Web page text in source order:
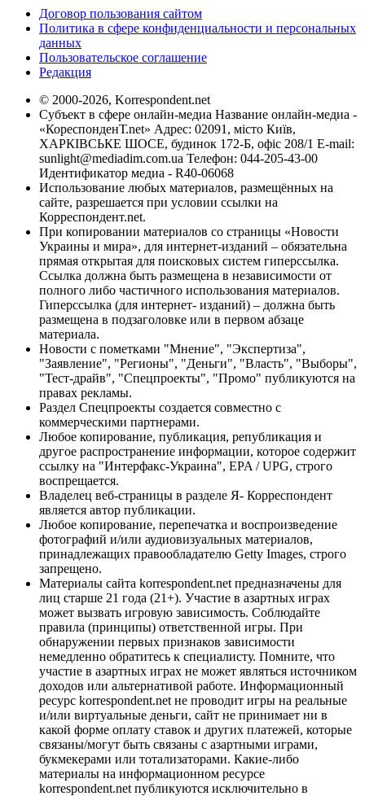
Договор пользования сайтом
Политика в сфере конфиденциальности и персональных
данных
Пользовательское соглашение
Редакция
© 2000-2026, Korrespondent.net
Субъект в сфере онлайн-медиа Название онлайн-медиа -
«КореспонденТ.net» Адрес: 02091, місто Київ,
ХАРКІВСЬКЕ ШОСЕ, будинок 172-Б, офіс 208/1 E-mail:
sunlight@mediadim.com.ua Телефон: 044-205-43-00
Идентификатор медиа - R40-06068
Использование любых материалов, размещённых на
сайте, разрешается при условии ссылки на
Корреспондент.net.
При копировании материалов со страницы «Новости
Украины и мира», для интернет-изданий – обязательна
прямая открытая для поисковых систем гиперссылка.
Ссылка должна быть размещена в независимости от
полного либо частичного использования материалов.
Гиперссылка (для интернет- изданий) – должна быть
размещена в подзаголовке или в первом абзаце
материала.
Новости с пометками "Мнение", "Экспертиза",
"Заявление", "Регионы", "Деньги", "Власть", "Выборы",
"Тест-драйв", "Спецпроекты", "Промо" публикуются на
правах рекламы.
Раздел Спецпроекты создается совместно с
коммерческими партнерами.
Любое копирование, публикация, републикация и
другое распространение информации, которое содержит
ссылку на "Интерфакс-Украина", EPA / UPG, строго
воспрещается.
Владелец веб-страницы в разделе Я- Корреспондент
является автор публикации.
Любое копирование, перепечатка и воспроизведение
фотографий и/или аудиовизуальных материалов,
принадлежащих правообладателю Getty Images, строго
запрещено.
Материалы сайта korrespondent.net предназначены для
лиц старше 21 года (21+). Участие в азартных играх
может вызвать игровую зависимость. Соблюдайте
правила (принципы) ответственной игры. При
обнаружении первых признаков зависимости
немедленно обратитесь к специалисту. Помните, что
участие в азартных играх не может являться источником
доходов или альтернативой работе. Информационный
ресурс korrespondent.net не проводит игры на реальные
и/или виртуальные деньги, сайт не принимает ни в
какой форме оплату ставок и других платежей, которые
связаны/могут быть связаны с азартными играми,
букмекерами или тотализаторами. Какие-либо
материалы на информационном ресурсе
korrespondent.net публикуются исключительно в